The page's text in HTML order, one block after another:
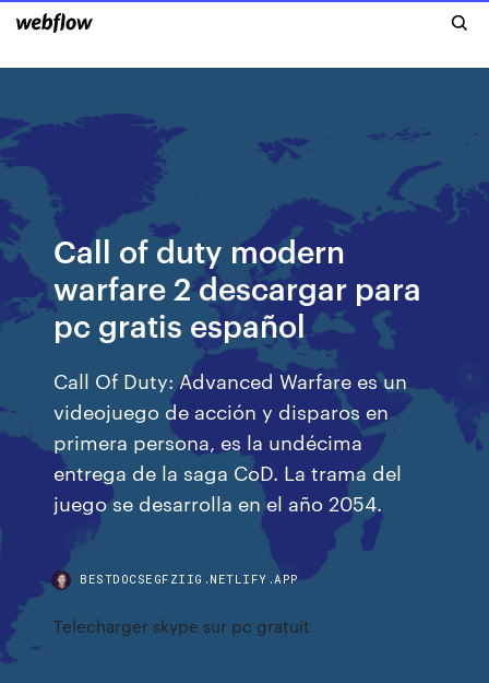
Call of duty modern
warfare 2 descargar para
pc gratis español
Call Of Duty: Advanced Warfare es un
videojuego de acción y disparos en
primera persona, es la undécima
entrega de la saga CoD. La trama del
juego se desarrolla en el año 2054.
BESTDOCSEGFZIIG.NETLIFY.APP
Telecharger skype sur pc gratuit